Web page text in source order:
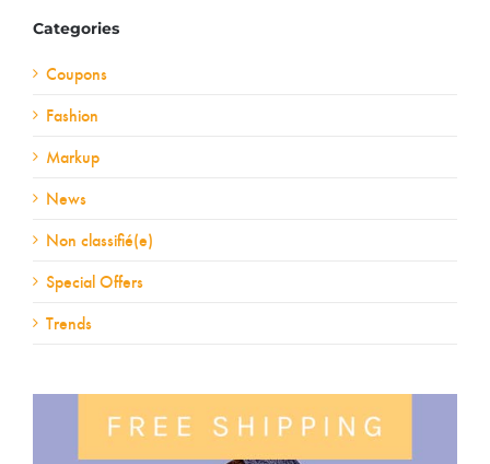
Categories
Coupons
Fashion
Markup
News
Non classifié(e)
Special Offers
Trends